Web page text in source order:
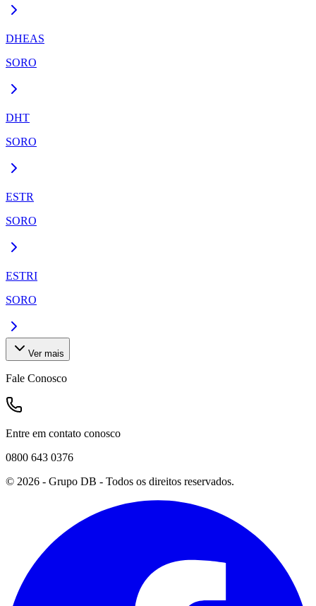
DHEAS
SORO
DHT
SORO
ESTR
SORO
ESTRI
SORO
Ver mais
Fale Conosco
Entre em contato conosco
0800 643 0376
© 2026 - Grupo DB - Todos os direitos reservados.